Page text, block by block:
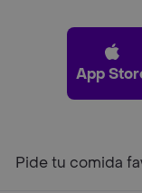
App
Pide tu comida